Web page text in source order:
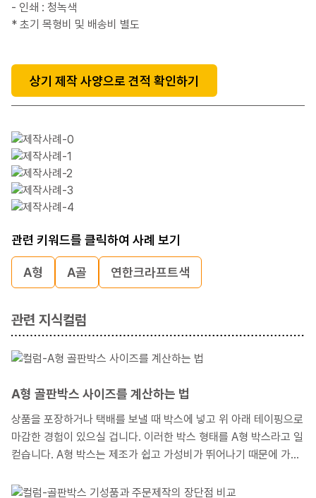
- 인쇄 : 청녹색
* 초기 목형비 및 배송비 별도
상기 제작 사양으로 견적 확인하기
관련 키워드를 클릭하여 사례 보기
A형 A골 연한크라프트색
관련 지식컬럼
A형 골판박스 사이즈를 계산하는 법
상품을 포장하거나 택배를 보낼 때 박스에 넣고 위 아래 테이핑으로
마감한 경험이 있으실 겁니다. 이러한 박스 형태를 A형 박스라고 일
컫습니다. A형 박스는 제조가 쉽고 가성비가 뛰어나기 때문에 가장
자 할 때, 포장하고자 하는 상품 크기에 맞는 박스 사이즈를 어떻게